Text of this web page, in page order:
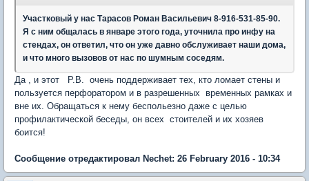
Участковый у нас Тарасов Роман Васильевич 8-916-531-85-90.
Я с ним общалась в январе этого года, уточнила про инфу на
стендах, он ответил, что он уже давно обслуживает наши дома,
и что много вызовов от нас по шумным соседям.
Да , и этот Р.В. очень поддерживает тех, кто ломает стены и
пользуется перфоратором и в разрешенных временных рамках и
вне их. Обращаться к нему беспольезно даже с целью
профилактической беседы, он всех стоителей и их хозяев
боится!
Сообщение отредактировал Nechet: 26 February 2016 - 10:34